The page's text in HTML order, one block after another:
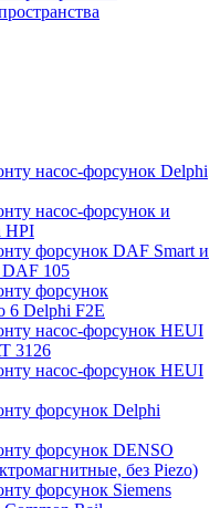
насос-форсунок Delphi
насос-форсунок и
HPI
форсунок DAF Smart и
DAF 105
форсунок
6 Delphi F2E
насос-форсунок HEUI
3126
насос-форсунок HEUI
форсунок Delphi
форсунок DENSO
без Piezo)
форсунок Siemens